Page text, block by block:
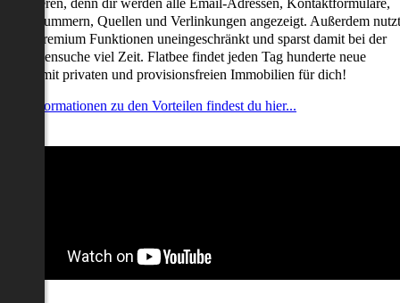
denn dir werden alle Email-Adressen, Kontaktformulare,
Quellen und Verlinkungen angezeigt. Außerdem nutzt
alle Premium Funktionen uneingeschränkt und sparst damit bei der
viel Zeit. Flatbee findet jeden Tag hunderte neue
mit privaten und provisionsfreien Immobilien für dich!
Informationen zu den Vorteilen findest du hier...